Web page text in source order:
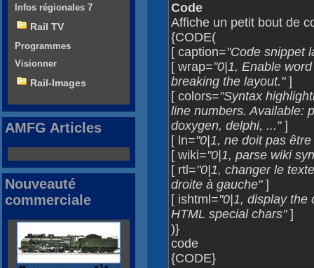
Code
Affiche un petit bout de
{CODE(
[ caption="Code snippet
[ wrap="0|1, Enable
breaking the layout."]
[ colors="Syntax
line numbers. Available:
doxygen, delphi, ..."]
[ ln="0|1, ne doit pas
[ wiki="0|1, parse wiki
[ rtl="0|1, changer le
droite à gauche"]
[ ishtml="0|1, display the
HTML special chars"]
)}
code
{CODE}
Infos régionales 7
Rail TV
Programmes
Visionner
Rail-Images
AMFG Articles
Nouveauté
commerciale